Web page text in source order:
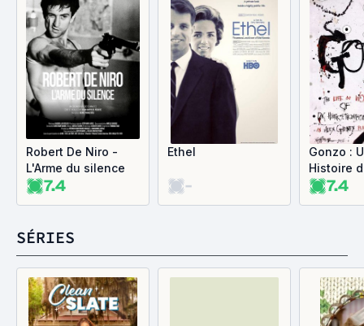
Robert De Niro -
L'Arme du silence
7.4
Ethel
-
Gonzo :
Histoire
7.4
SÉRIES